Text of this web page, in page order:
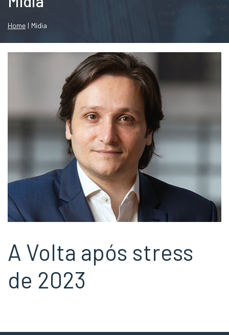
Home | Mídia
A Volta após stress
de 2023